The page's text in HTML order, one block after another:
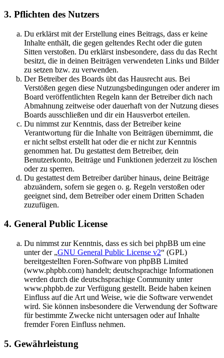
3. Pflichten des Nutzers
Du erklärst mit der Erstellung eines Beitrags, dass er keine
Inhalte enthält, die gegen geltendes Recht oder die guten
Sitten verstoßen. Du erklärst insbesondere, dass du das Recht
besitzt, die in deinen Beiträgen verwendeten Links und Bilder
zu setzen bzw. zu verwenden.
Der Betreiber des Boards übt das Hausrecht aus. Bei
Verstößen gegen diese Nutzungsbedingungen oder anderer im
Board veröffentlichten Regeln kann der Betreiber dich nach
Abmahnung zeitweise oder dauerhaft von der Nutzung dieses
Boards ausschließen und dir ein Hausverbot erteilen.
Du nimmst zur Kenntnis, dass der Betreiber keine
Verantwortung für die Inhalte von Beiträgen übernimmt, die
er nicht selbst erstellt hat oder die er nicht zur Kenntnis
genommen hat. Du gestattest dem Betreiber, dein
Benutzerkonto, Beiträge und Funktionen jederzeit zu löschen
oder zu sperren.
Du gestattest dem Betreiber darüber hinaus, deine Beiträge
abzuändern, sofern sie gegen o. g. Regeln verstoßen oder
geeignet sind, dem Betreiber oder einem Dritten Schaden
zuzufügen.
4. General Public License
Du nimmst zur Kenntnis, dass es sich bei phpBB um eine
unter der „GNU General Public License v2“ (GPL)
bereitgestellten Foren-Software von phpBB Limited
(www.phpbb.com) handelt; deutschsprachige Informationen
werden durch die deutschsprachige Community unter
www.phpbb.de zur Verfügung gestellt. Beide haben keinen
Einfluss auf die Art und Weise, wie die Software verwendet
wird. Sie können insbesondere die Verwendung der Software
für bestimmte Zwecke nicht untersagen oder auf Inhalte
fremder Foren Einfluss nehmen.
5. Gewährleistung